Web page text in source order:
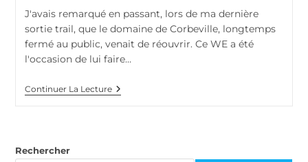
la
publication :
J'avais remarqué en passant, lors de ma dernière
sortie trail, que le domaine de Corbeville, longtemps
fermé au public, venait de réouvrir. Ce WE a été
l'occasion de lui faire…
Continuer La LectureTraces
Rechercher